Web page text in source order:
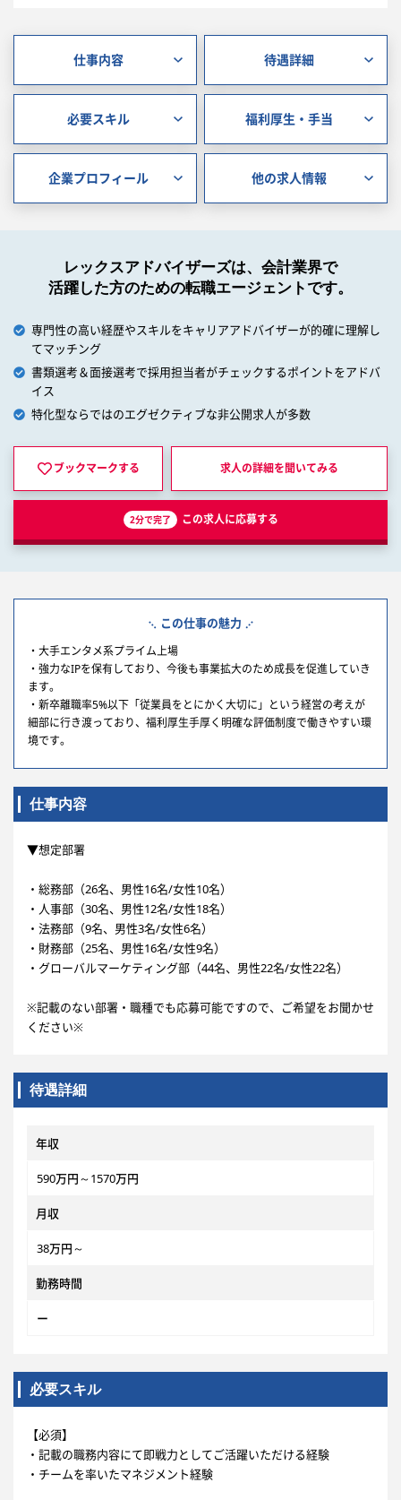
仕事内容 待遇詳細
必要スキル 福利厚生・手当
企業プロフィール 他の求人情報
レックスアドバイザーズは、会計業界で
活躍した方のための転職エージェントです。
専門性の高い経歴やスキルをキャリアアドバイザーが的確に理解し
てマッチング
書類選考＆面接選考で採用担当者がチェックするポイントをアドバ
イス
特化型ならではのエグゼクティブな非公開求人が多数
ブックマークする 求人の詳細を聞いてみる
2分で完了 この求人に応募する
この仕事の魅力
・大手エンタメ系プライム上場
・強力なIPを保有しており、今後も事業拡大のため成長を促進していき
ます。
・新卒離職率5%以下「従業員をとにかく大切に」という経営の考えが
細部に行き渡っており、福利厚生手厚く明確な評価制度で働きやすい環
境です。
仕事内容
▼想定部署
・総務部（26名、男性16名/女性10名）
・人事部（30名、男性12名/女性18名）
・法務部（9名、男性3名/女性6名）
・財務部（25名、男性16名/女性9名）
・グローバルマーケティング部（44名、男性22名/女性22名）
※記載のない部署・職種でも応募可能ですので、ご希望をお聞かせ
ください※
待遇詳細
年収
590万円～1570万円
月収
38万円～
勤務時間
ー
必要スキル
【必須】
・記載の職務内容にて即戦力としてご活躍いただける経験
・チームを率いたマネジメント経験